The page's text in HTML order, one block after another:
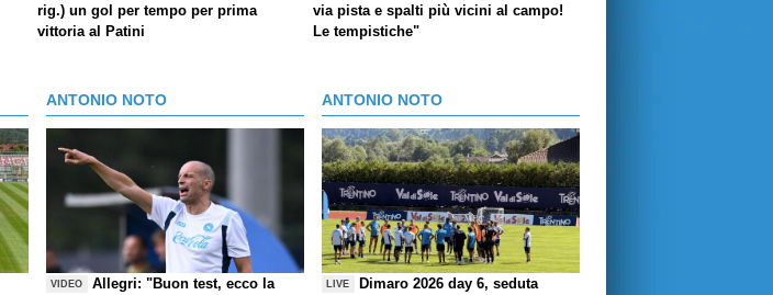
rig.) un gol per tempo per prima
vittoria al Patini
via pista e spalti più vicini al campo!
Le tempistiche"
ANTONIO NOTO
VIDEO
Allegri: "Buon test, ecco la
ANTONIO NOTO
LIVE
Dimaro 2026 day 6, seduta